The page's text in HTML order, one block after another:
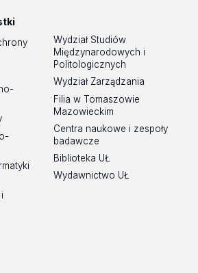
Wydział Studiów
Międzynarodowych i
Politologicznych
Wydział Zarządzania
Filia w Tomaszowie
Mazowieckim
Centra naukowe i zespoły
badawcze
Biblioteka UŁ
Wydawnictwo UŁ